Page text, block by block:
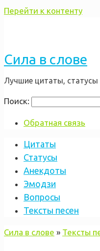
Перейти к контенту
Сила в слове
Лучшие цитаты,
Поиск:
Обратная связь
Цитаты
Статусы
Анекдоты
Эмодзи
Вопросы
Тексты песен
Сила в слове » Тексты